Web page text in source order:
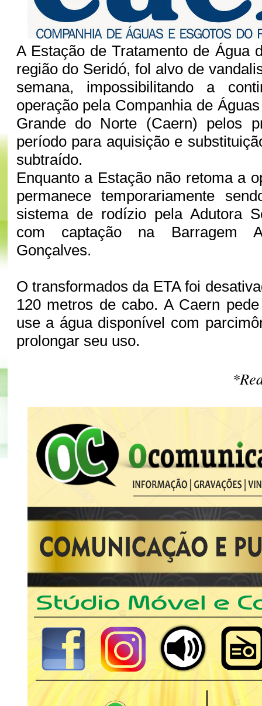
A Estação de Tratamento de Água
região do Seridó, fol alvo de
semana, impossibilitando a
operação pela Companhia de
Grande do Norte (Caern) pelos
período para aquisição e
subtraído.
Enquanto a Estação não retoma a
permanece temporariamente
sistema de rodízio pela Adutora
com captação na Barragem
Gonçalves.
O transformados da ETA foi
120 metros de cabo. A Caern
use a água disponível com
prolongar seu uso.